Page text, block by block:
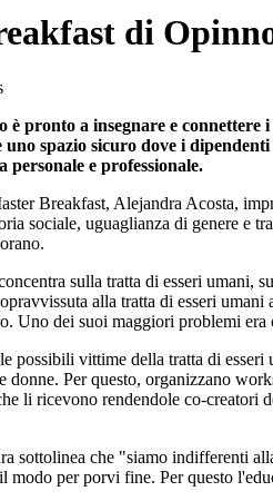
di
è pronto a insegnare e
spazio sicuro dove i
personale e professionale.
Breakfast, Alejandra Acosta,
sociale, uguaglianza di genere e
sulla tratta di esseri umani,
alla tratta di esseri
Uno dei suoi maggiori problemi
possibili vittime della tratta di
donne. Per questo, organizzano
li ricevono rendendole co-creatori
sottolinea che "siamo indifferenti
modo per porvi fine. Per questo